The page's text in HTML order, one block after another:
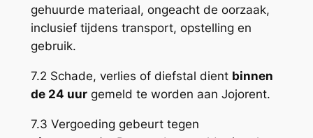
gehuurde materiaal, ongeacht de oorzaak,
inclusief tijdens transport, opstelling en
gebruik.
7.2 Schade, verlies of diefstal dient binnen
de 24 uurgemeld te worden aan Jojorent.
7.3 Vergoeding gebeurt tegen